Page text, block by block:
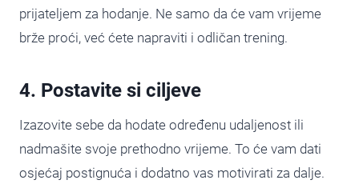
prijateljem za hodanje. Ne samo da će vam vrijeme
brže proći, već ćete napraviti i odličan trening.
4. Postavite si ciljeve
Izazovite sebe da hodate određenu udaljenost ili
nadmašite svoje prethodno vrijeme. To će vam dati
osjećaj postignuća i dodatno vas motivirati za dalje.